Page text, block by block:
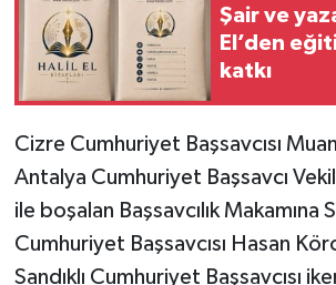
Şair ve
El’den
katkı
Cizre Cumhuriyet Başsavcısı
Antalya Cumhuriyet Başsavcı
ile boşalan Başsavcılık Makamına
Cumhuriyet Başsavcısı Hasan
Sandıklı Cumhuriyet Başsavcısı